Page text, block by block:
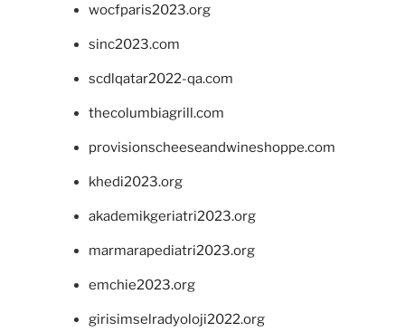
wocfparis2023.org
sinc2023.com
scdlqatar2022-qa.com
thecolumbiagrill.com
provisionscheeseandwineshoppe.com
khedi2023.org
akademikgeriatri2023.org
marmarapediatri2023.org
emchie2023.org
girisimselradyoloji2022.org